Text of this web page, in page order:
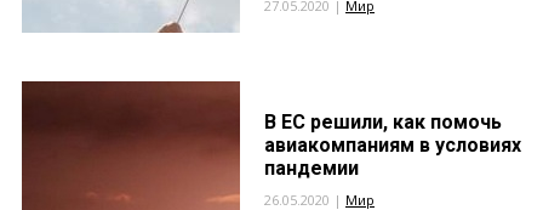
27.05.2020 | Мир
В ЕС решили, как помочь
авиакомпаниям в условиях
пандемии
26.05.2020 | Мир